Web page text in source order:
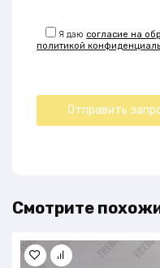
Я даюсогласие на
политикой
Смотрите